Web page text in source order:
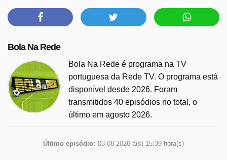
Bola Na Rede
Bola Na Rede é programa na TV
portuguesa da Rede TV. O programa está
disponível desde 2026. Foram
transmitidos 40 episódios no total, o
último em agosto 2026.
Último episódio: 03-08-2026 à(s) 15:39 hora(s)